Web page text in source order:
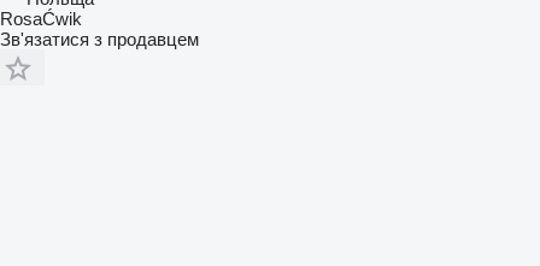
RosaĆwik
Зв'язатися з продавцем